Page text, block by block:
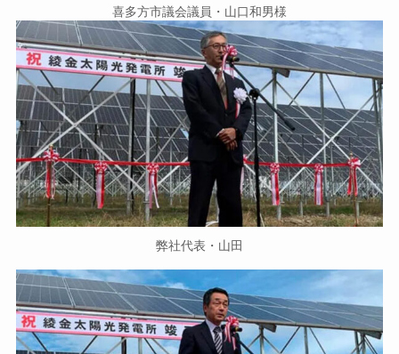
喜多方市議会議員・山口和男様
弊社代表・山田